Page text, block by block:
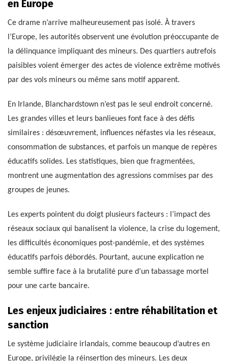
en Europe
Ce drame n’arrive malheureusement pas isolé. À travers
l’Europe, les autorités observent une évolution préoccupante de
la délinquance impliquant des mineurs. Des quartiers autrefois
paisibles voient émerger des actes de violence extrême motivés
par des vols mineurs ou même sans motif apparent.
En Irlande, Blanchardstown n’est pas le seul endroit concerné.
Les grandes villes et leurs banlieues font face à des défis
similaires : désœuvrement, influences néfastes via les réseaux,
consommation de substances, et parfois un manque de repères
éducatifs solides. Les statistiques, bien que fragmentées,
montrent une augmentation des agressions commises par des
groupes de jeunes.
Les experts pointent du doigt plusieurs facteurs : l’impact des
réseaux sociaux qui banalisent la violence, la crise du logement,
les difficultés économiques post-pandémie, et des systèmes
éducatifs parfois débordés. Pourtant, aucune explication ne
semble suffire face à la brutalité pure d’un tabassage mortel
pour une carte bancaire.
Les enjeux judiciaires : entre réhabilitation et
sanction
Le système judiciaire irlandais, comme beaucoup d’autres en
Europe, privilégie la réinsertion des mineurs. Les deux